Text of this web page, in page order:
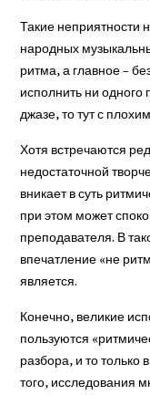
Такие неприятности
народных
ритма, а главное –
исполнить ни одного
джазе, то тут с
Хотя встречаются
недостаточной
вникает в суть
при этом может
преподавателя. В
впечатление «не
является.
Конечно, великие
пользуются
разбора, и то только
того, исследования